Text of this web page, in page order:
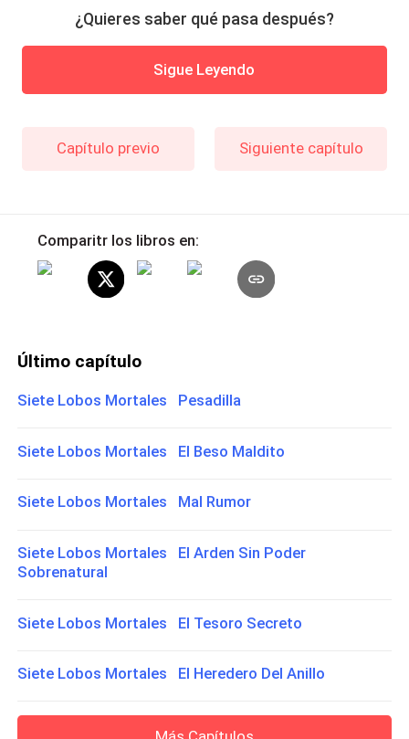
¿Quieres saber qué pasa después?
Sigue Leyendo
Capítulo previo Siguiente capítulo
Comparitr los libros en:
Último capítulo
Siete Lobos Mortales Pesadilla
Siete Lobos Mortales El Beso Maldito
Siete Lobos Mortales Mal Rumor
Siete Lobos Mortales El Arden Sin Poder
Sobrenatural
Siete Lobos Mortales El Tesoro Secreto
Siete Lobos Mortales El Heredero Del Anillo